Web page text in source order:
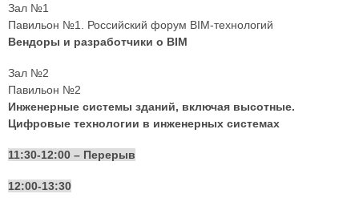
Зал №1
Павильон №1. Российский форум BIM-технологий
Вендоры и разработчики о BIM
Зал №2
Павильон №2
Инженерные системы зданий, включая высотные.
Цифровые технологии в инженерных системах
11:30-12:00 – Перерыв
12:00-13:30